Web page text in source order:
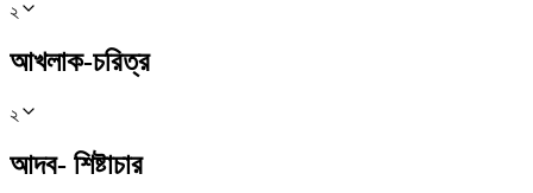
২
আখলাক-চরিত্র
২
আদব- শিষ্টাচার